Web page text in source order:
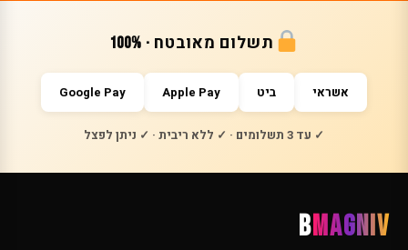
תשלום מאובטח · 100%
אשראי ביט Apple Pay
Google Pay
✓ עד 3 תשלומים · ✓ ללא ריבית · ✓ ניתן לפצל
BMAGNIV